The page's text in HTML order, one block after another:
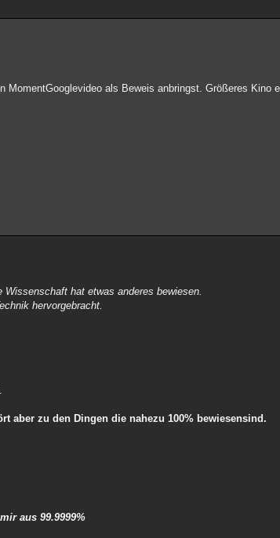
als Beweis anbringst. Größeres Kino
hat etwas anderes bewiesen.
hervorgebracht.
aber zu den Dingen die nahezu 100% bewiesensind.
aus 99.9999%